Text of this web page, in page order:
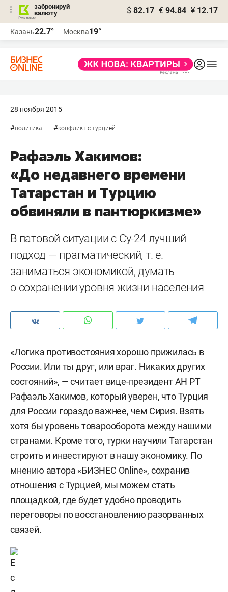
забронируй
валюту
$ 82.17 € 94.84 ¥ 12.17
Казань22.7° Москва19°
28 ноября 2015
#политика #конфликт с турцией
Рафаэль Хакимов:
«До недавнего времени
Татарстан и Турцию
обвиняли в пантюркизме»
В патовой ситуации с Су-24 лучший
подход — прагматический, т. е.
заниматься экономикой, думать
о сохранении уровня жизни населения
«Логика противостояния хорошо прижилась в
России. Или ты друг, или враг. Никаких других
состояний», — считает вице-президент АН РТ
Рафаэль Хакимов, который уверен, что Турция
для России гораздо важнее, чем Сирия. Взять
хотя бы уровень товарооборота между нашими
странами. Кроме того, турки научили Татарстан
строить и инвестируют в нашу экономику. По
мнению автора «БИЗНЕС Online», сохранив
отношения с Турцией, мы можем стать
площадкой, где будет удобно проводить
переговоры по восстановлению разорванных
связей.